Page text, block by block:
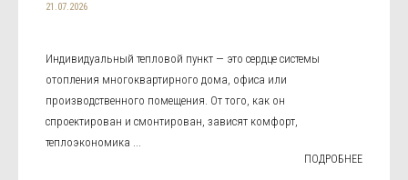
21.07.2026
Индивидуальный тепловой пункт — это сердце системы
отопления многоквартирного дома, офиса или
производственного помещения. От того, как он
спроектирован и смонтирован, зависят комфорт,
теплоэкономика ...
ПОДРОБНЕЕ